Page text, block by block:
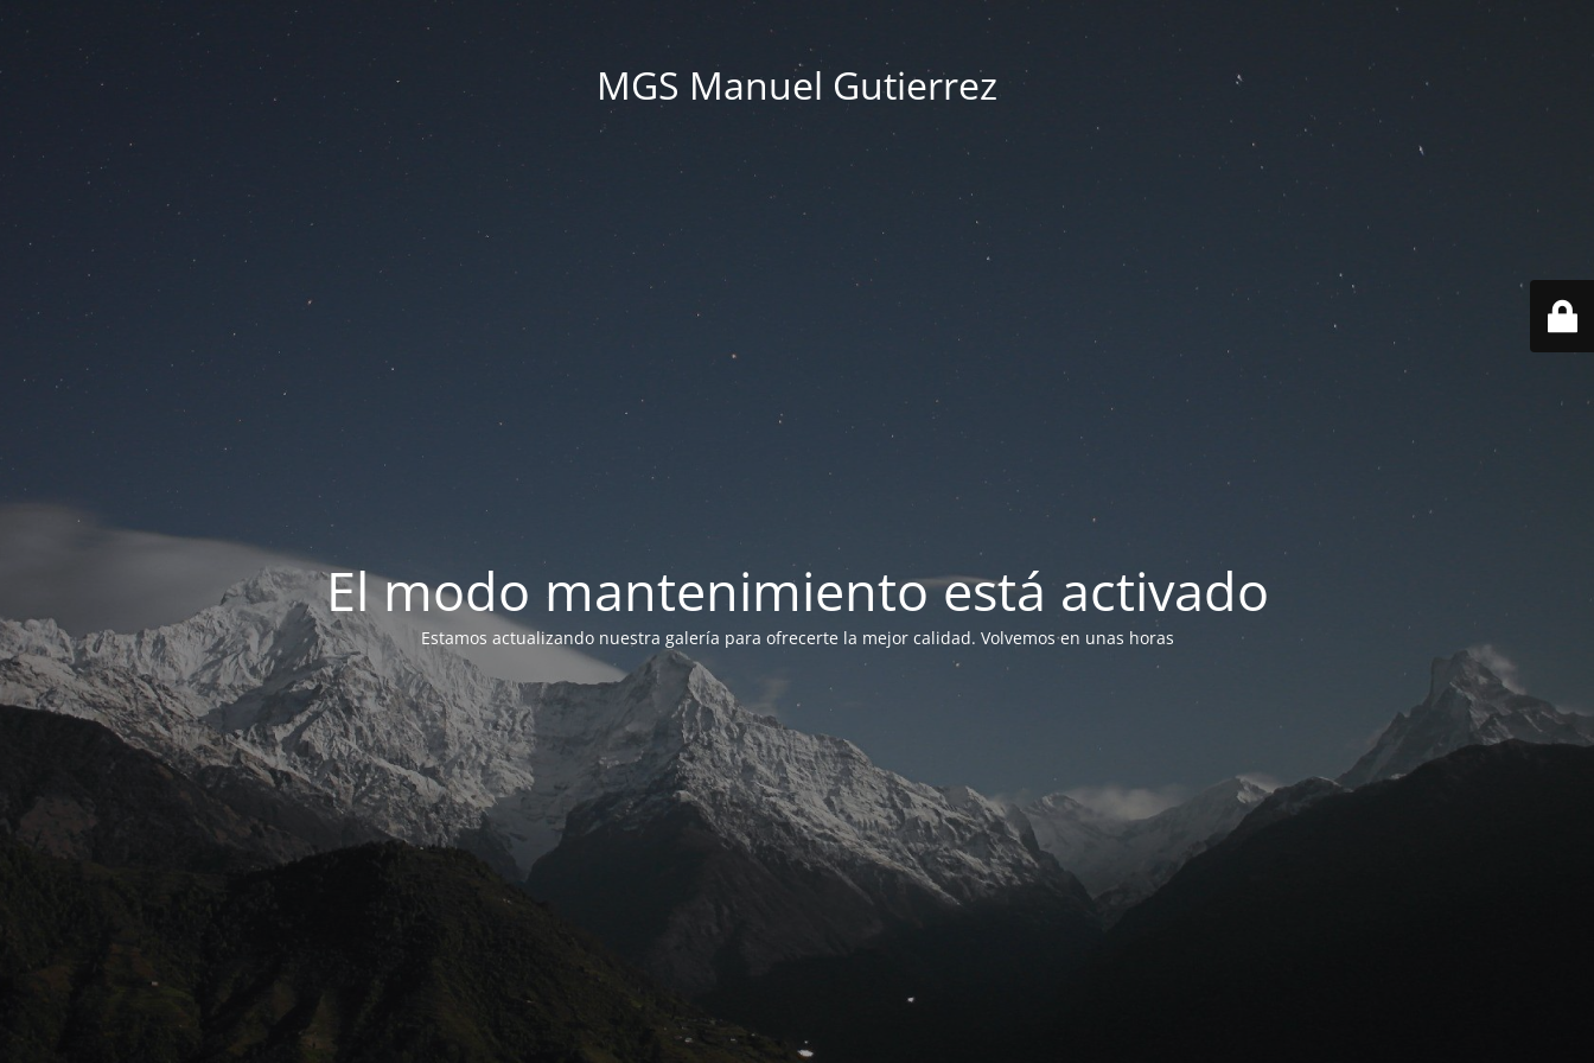
MGS Manuel Gutierrez
El modo mantenimiento está activado
Estamos actualizando nuestra galería para ofrecerte la mejor calidad. Volvemos en unas horas